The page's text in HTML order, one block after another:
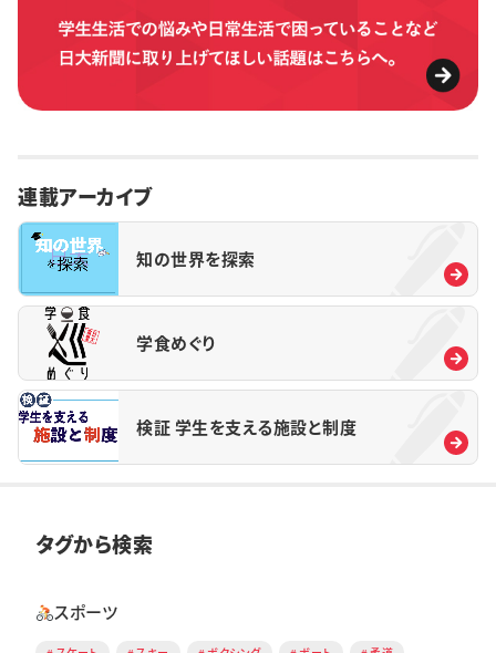
連載アーカイブ
知の世界を探索
学食めぐり
検証 学生を支える施設と制度
タグから検索
スポーツ